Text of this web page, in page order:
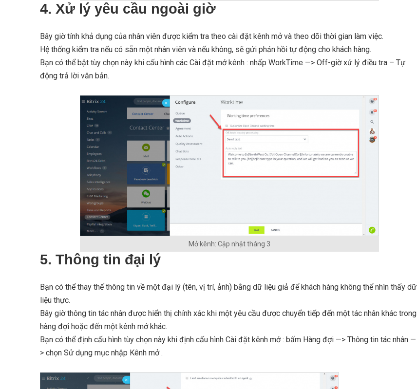
4. Xử lý yêu cầu ngoài giờ
Bây giờ tính khả dụng của nhân viên được kiểm tra theo cài đặt kênh mở và theo dõi thời gian làm việc.
Hệ thống kiểm tra nếu có sẵn một nhân viên và nếu không, sẽ gửi phản hồi tự động cho khách hàng.
Bạn có thể bật tùy chọn này khi cấu hình các Cài đặt mở kênh : nhấp WorkTime —> Off-giờ xử lý điều tra – Tự
động trả lời văn bản.
Mở kênh: Cập nhật tháng 3
5. Thông tin đại lý
Bạn có thể thay thế thông tin về một đại lý (tên, vị trí, ảnh) bằng dữ liệu giả để khách hàng không thể nhìn thấy dữ
liệu thực.
Bây giờ thông tin tác nhân được hiển thị chính xác khi một yêu cầu được chuyển tiếp đến một tác nhân khác trong
hàng đợi hoặc đến một kênh mở khác.
Bạn có thể định cấu hình tùy chọn này khi định cấu hình Cài đặt kênh mở : bấm Hàng đợi —> Thông tin tác nhân —
> chọn Sử dụng mục nhập Kênh mở .